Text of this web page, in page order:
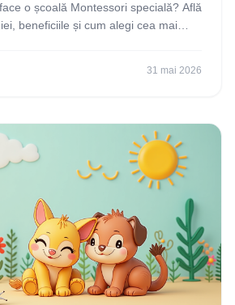
o școală Montessori specială? Află
beneficiile și cum alegi cea mai
31 mai 2026